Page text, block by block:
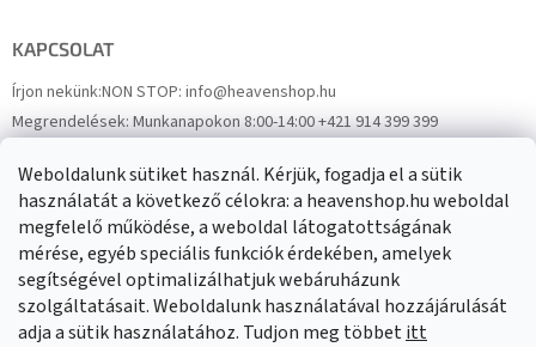
Weboldalunk sütiket használ. Kérjük, fogadja el a sütik
használatát a következő célokra: a heavenshop.hu weboldal
megfelelő működése, a weboldal látogatottságának
mérése, egyéb speciális funkciók érdekében, amelyek
segítségével optimalizálhatjuk webáruházunk
szolgáltatásait. Weboldalunk használatával hozzájárulását
adja a sütik használatához. Tudjon meg többetitt
KAPCSOLAT
Írjon nekünk:NON STOP: info@heavenshop.hu
Megrendelések:Munkanapokon 8:00-14:00 +421 914 399 399
FacebookHeavenShop.sk
Eredményeink